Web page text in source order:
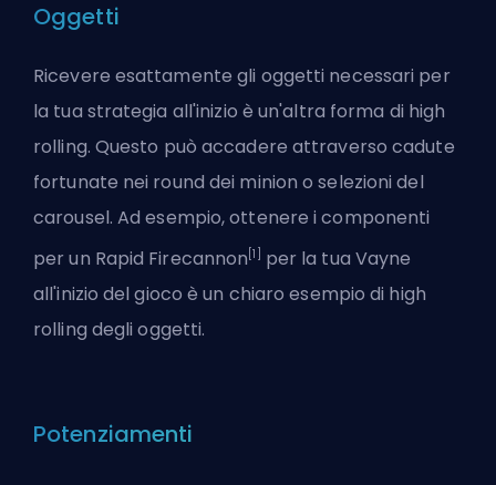
Oggetti
Ricevere esattamente gli oggetti necessari per
la tua strategia all'inizio è un'altra forma di high
rolling. Questo può accadere attraverso cadute
fortunate nei round dei minion o selezioni del
carousel. Ad esempio, ottenere i componenti
per un Rapid Firecannon [1]
per la tua Vayne
all'inizio del gioco è un chiaro esempio di high
rolling degli oggetti.
Potenziamenti